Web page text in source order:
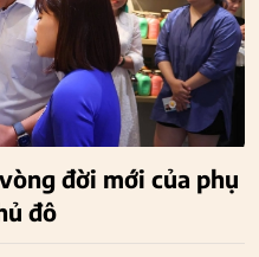
đời mới của phụ
đô